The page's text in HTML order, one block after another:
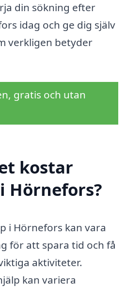
din sökning efter
idag och ge dig själv
verkligen betyder
gratis och utan
kostar
Hörnefors?
i Hörnefors kan vara
för att spara tid och få
aktiviteter.
kan variera